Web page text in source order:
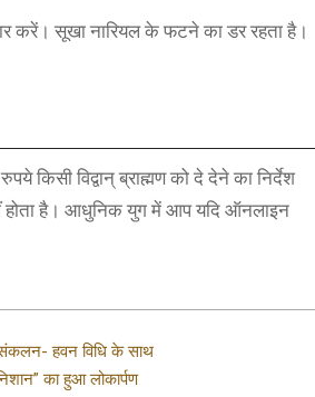
करें। सूखा नारियल के फटने का डर रहता है।
किसी विद्वान् ब्राह्मण को दे देने का निर्देश
होता है। आधुनिक युग में आप यदि ऑनलाइन
संकलन- हवन विधि के साथ
का हुआ लोकार्पण